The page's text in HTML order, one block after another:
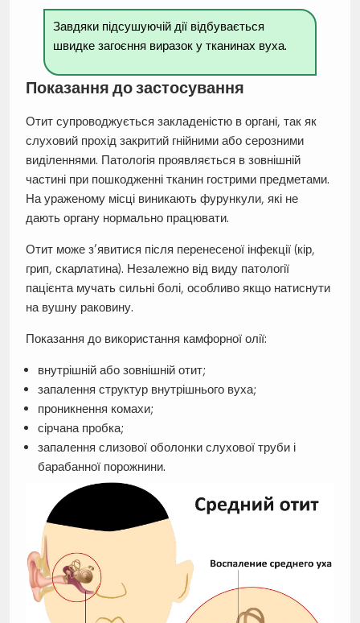
Завдяки підсушуючій дії відбувається
швидке загоєння виразок у тканинах вуха.
Показання до застосування
Отит супроводжується закладеністю в органі, так як
слуховий прохід закритий гнійними або серозними
виділеннями. Патологія проявляється в зовнішній
частині при пошкодженні тканин гострими предметами.
На ураженому місці виникають фурункули, які не
дають органу нормально працювати.
Отит може з’явитися після перенесеної інфекції (кір,
грип, скарлатина). Незалежно від виду патології
пацієнта мучать сильні болі, особливо якщо натиснути
на вушну раковину.
Показання до використання камфорної олії:
внутрішній або зовнішній отит;
запалення структур внутрішнього вуха;
проникнення комахи;
сірчана пробка;
запалення слизової оболонки слухової труби і
барабанної порожнини.